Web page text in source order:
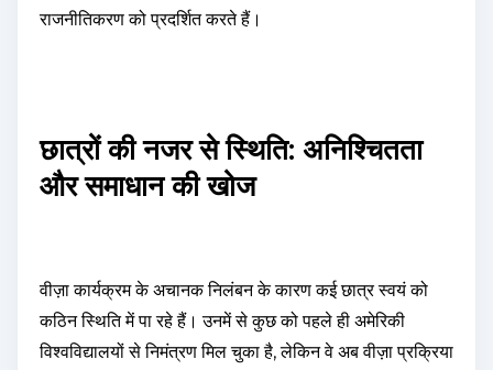
राजनीतिकरण को प्रदर्शित करते हैं।
छात्रों की नजर से स्थिति: अनिश्चितता
और समाधान की खोज
वीज़ा कार्यक्रम के अचानक निलंबन के कारण कई छात्र स्वयं को
कठिन स्थिति में पा रहे हैं। उनमें से कुछ को पहले ही अमेरिकी
विश्वविद्यालयों से निमंत्रण मिल चुका है, लेकिन वे अब वीज़ा प्रक्रिया